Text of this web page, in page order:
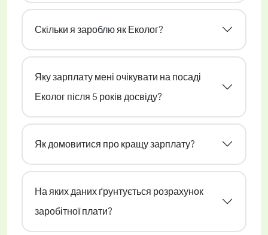
Скільки я зароблю як Еколог?
Яку зарплату мені очікувати на посаді
Еколог після 5 років досвіду?
Як домовитися про кращу зарплату?
На яких даних ґрунтується розрахунок
заробітної плати?